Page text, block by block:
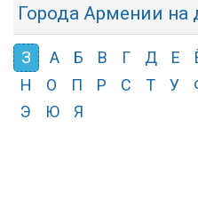
Города Армении на
З А Б В Г Д Е
Н
О П Р С Т У
Э
Ю Я